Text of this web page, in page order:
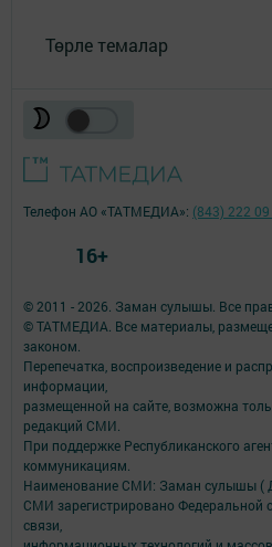
Төрле темалар
© 2011 - 2026. Заман сулышы. Все
© ТАТМЕДИА. Все материалы,
законом.
Перепечатка, воспроизведение и
информации,
размещенной на сайте, возможна
редакций СМИ.
При поддержке Республиканского
коммуникациям.
Наименование СМИ: Заман сулышы (
СМИ зарегистрировано Федеральной
связи,
Телефон АО «ТАТМЕДИА»: (843) 222
16+